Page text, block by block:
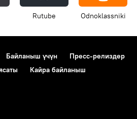
Rutube Odnoklassniki
Байланыш үчүн Пресс-релиздер
Кайра байланыш